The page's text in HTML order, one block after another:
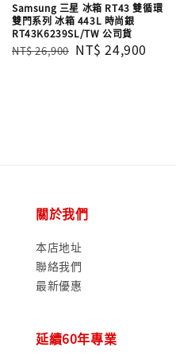
Samsung 三星 冰箱 RT43 雙循環
雙門系列 冰箱 443L 時尚銀
RT43K6239SL/TW 公司貨
Regular
NT$ 26,900 Sale
NT$ 24,900
關於我們
本店地址
聯絡我們
最新優惠
延續60年專業